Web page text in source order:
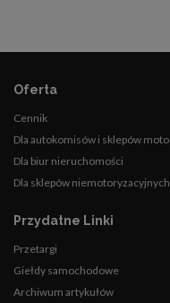
Oferta
Cennik
Dla autokomisów i sklepów moto
Dla biur nieruchomości
Dla sklepów niemotoryzacyjnych
Przydatne Linki
Przetargi
Giełdy samochodowe
Archiwum artykułów